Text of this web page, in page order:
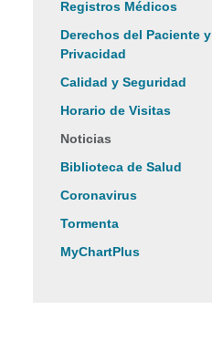
Registros Médicos
Derechos del Paciente y
Privacidad
Calidad y Seguridad
Horario de Visitas
Noticias
Biblioteca de Salud
Coronavirus
Tormenta
MyChartPlus